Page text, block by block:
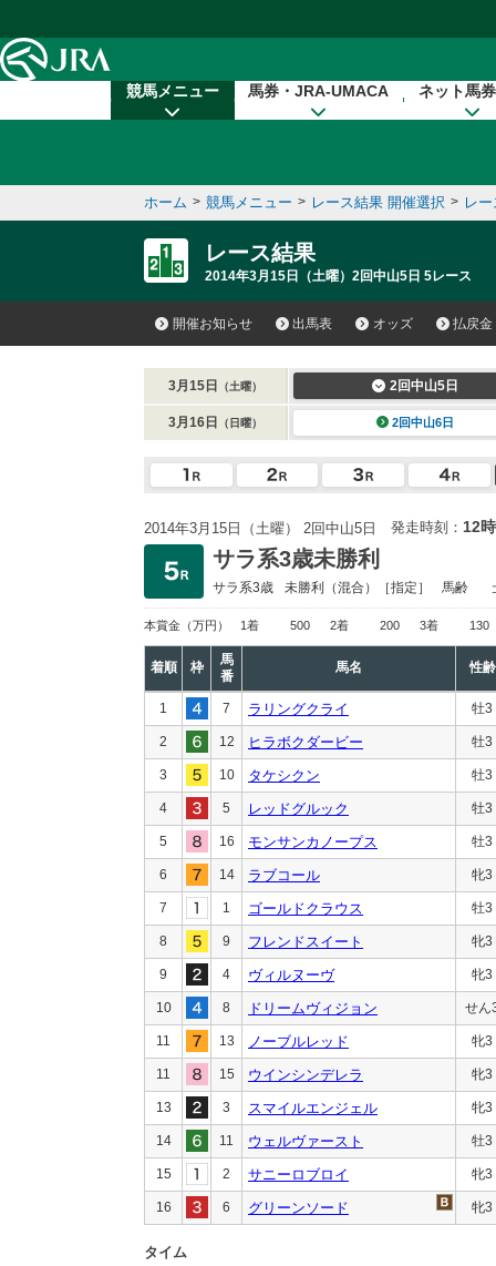
競馬メニュー 馬券・JRA-UMACA ネット馬
ホーム > 競馬メニュー > レース結果 開催選択 > レ
レース結果
2014年3月15日（土曜）2回中山5日 5レース
開催お知らせ 出馬表 オッズ 払戻金
3月15日 （土曜） 2回中山5日
3月16日 （日曜） 2回中山6日
2014年3月15日（土曜） 2回中山5日 発走時刻： 12
サラ系3歳未勝利
サラ系3歳 未勝利 （混合）［指定］ 馬齢
本賞金 （万円） 1着 500 2着 200 3着 130
着順 枠
馬
番
馬名 性齢
1 7 ラリングクライ 牡3
2 12 ヒラボクダービー 牡3
3 10 タケシクン 牡3
4 5 レッドグルック 牡3
5 16 モンサンカノープス 牡3
6 14 ラブコール 牝3
7 1 ゴールドクラウス 牡3
8 9 フレンドスイート 牝3
9 4 ヴィルヌーヴ 牝3
10 8 ドリームヴィジョン せん
11 13 ノーブルレッド 牝3
11 15 ウインシンデレラ 牝3
13 3 スマイルエンジェル 牝3
14 11 ウェルヴァースト 牡3
15 2 サニーロブロイ 牝3
16 6 グリーンソード 牝3
タイム